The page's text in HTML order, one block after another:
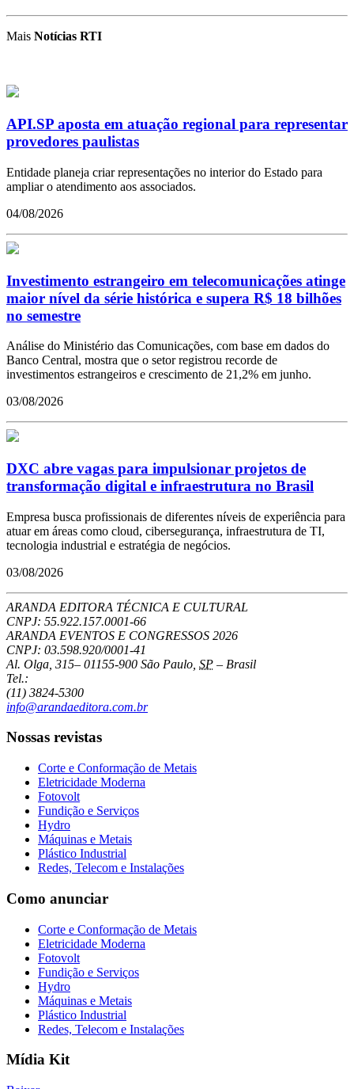
Mais Notícias RTI
API.SP aposta em atuação regional para representar
provedores paulistas
Entidade planeja criar representações no interior do Estado para
ampliar o atendimento aos associados.
04/08/2026
Investimento estrangeiro em telecomunicações atinge
maior nível da série histórica e supera R$ 18 bilhões
no semestre
Análise do Ministério das Comunicações, com base em dados do
Banco Central, mostra que o setor registrou recorde de
investimentos estrangeiros e crescimento de 21,2% em junho.
03/08/2026
DXC abre vagas para impulsionar projetos de
transformação digital e infraestrutura no Brasil
Empresa busca profissionais de diferentes níveis de experiência para
atuar em áreas como cloud, cibersegurança, infraestrutura de TI,
tecnologia industrial e estratégia de negócios.
03/08/2026
ARANDA EDITORA TÉCNICA E CULTURAL
CNPJ: 55.922.157.0001-66
ARANDA EVENTOS E CONGRESSOS 2026
CNPJ: 03.598.920/0001-41
Al. Olga, 315– 01155-900 São Paulo SP – Brasil
Tel.:
(11) 3824-5300
info@arandaeditora.com.br
Nossas revistas
Corte e Conformação de Metais
Eletricidade Moderna
Fotovolt
Fundição e Serviços
Hydro
Máquinas e Metais
Plástico Industrial
Redes, Telecom e Instalações
Como anunciar
Corte e Conformação de Metais
Eletricidade Moderna
Fotovolt
Fundição e Serviços
Hydro
Máquinas e Metais
Plástico Industrial
Redes, Telecom e Instalações
Mídia Kit